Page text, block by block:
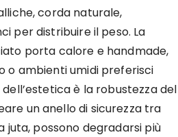
corda naturale,
per distribuire il peso. La
porta calore e handmade,
o ambienti umidi preferisci
è la robustezza del
un anello di sicurezza tra
juta, possono degradarsi più